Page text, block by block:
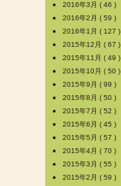
2016年3月 ( 46 )
2016年2月 ( 59 )
2016年1月 ( 127 )
2015年12月 ( 67 )
2015年11月 ( 49 )
2015年10月 ( 50 )
2015年9月 ( 99 )
2015年8月 ( 50 )
2015年7月 ( 52 )
2015年6月 ( 45 )
2015年5月 ( 57 )
2015年4月 ( 70 )
2015年3月 ( 55 )
2015年2月 ( 59 )